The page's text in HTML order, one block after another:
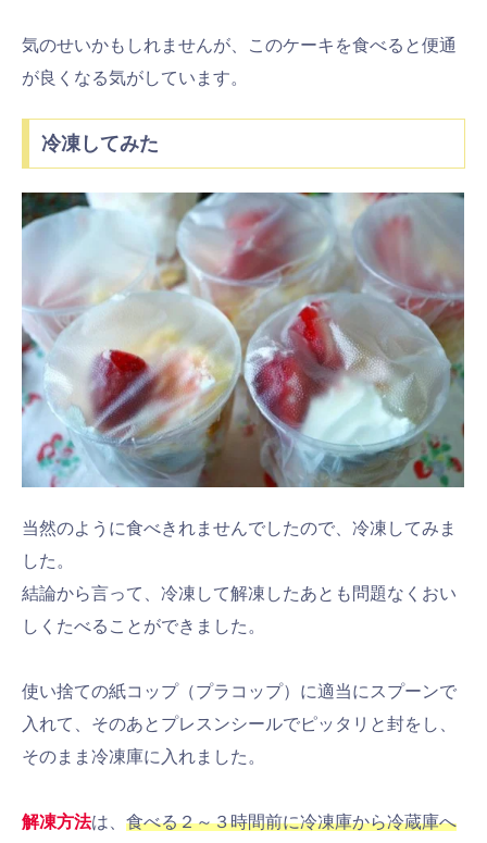
気のせいかもしれませんが、このケーキを食べると便通
が良くなる気がしています。
冷凍してみた
当然のように食べきれませんでしたので、冷凍してみま
した。
結論から言って、冷凍して解凍したあとも問題なくおい
しくたべることができました。
使い捨ての紙コップ（プラコップ）に適当にスプーンで
入れて、そのあとプレスンシールでピッタリと封をし、
そのまま冷凍庫に入れました。
解凍方法は、食べる２～３時間前に冷凍庫から冷蔵庫へ